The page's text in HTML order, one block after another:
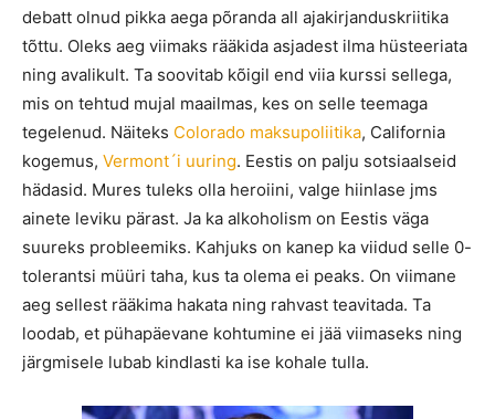
debatt olnud pikka aega põranda all ajakirjanduskriitika
tõttu. Oleks aeg viimaks rääkida asjadest ilma hüsteeriata
ning avalikult. Ta soovitab kõigil end viia kurssi sellega,
mis on tehtud mujal maailmas, kes on selle teemaga
tegelenud. Näiteks Colorado maksupoliitika, California
kogemus, Vermont´i uuring. Eestis on palju sotsiaalseid
hädasid. Mures tuleks olla heroiini, valge hiinlase jms
ainete leviku pärast. Ja ka alkoholism on Eestis väga
suureks probleemiks. Kahjuks on kanep ka viidud selle 0-
tolerantsi müüri taha, kus ta olema ei peaks. On viimane
aeg sellest rääkima hakata ning rahvast teavitada. Ta
loodab, et pühapäevane kohtumine ei jää viimaseks ning
järgmisele lubab kindlasti ka ise kohale tulla.